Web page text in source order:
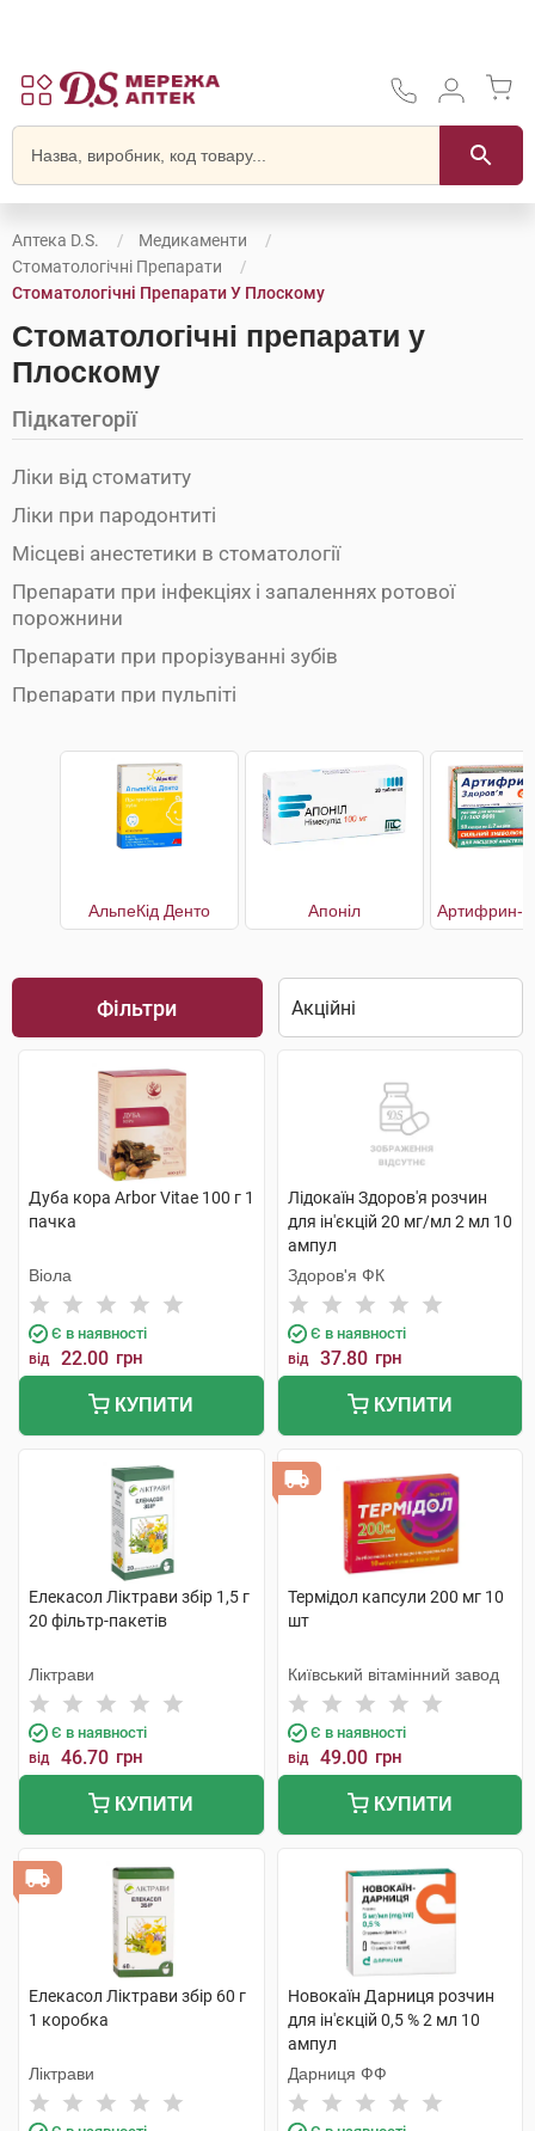
Аптека D.S.
Медикаменти
Стоматологічні Препарати
Стоматологічні Препарати У Плоскому
Стоматологічні препарати у
Плоскому
Підкатегорії
Ліки від стоматиту
Ліки при пародонтиті
Місцеві анестетики в стоматології
Препарати при інфекціях і запаленнях ротової
порожнини
Препарати при прорізуванні зубів
Препарати при пульпіті
АльпеКід Денто Апоніл
Фільтри
Дуба кора Arbor Vitae 100 г 1
пачка
Віола
Є в наявності
від 22.00 грн
КУПИТИ
Лідокаїн Здоров'я розчин
для ін'єкцій 20 мг/мл 2 мл 10
ампул
Здоров'я ФК
Є в наявності
від 37.80 грн
КУПИТИ
Елекасол Ліктрави збір 1,5 г
20 фільтр-пакетів
Ліктрави
Є в наявності
від 46.70 грн
КУПИТИ
Термідол капсули 200 мг 10
шт
Київський вітамінний завод
Є в наявності
від 49.00 грн
КУПИТИ
Елекасол Ліктрави збір 60 г
1 коробка
Ліктрави
Новокаїн Дарниця розчин
для ін'єкцій 0,5 % 2 мл 10
ампул
Дарниця ФФ